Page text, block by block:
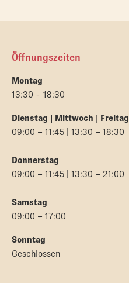
Öffnungszeiten
Montag
13:30 – 18:30
Dienstag | Mittwoch | Freitag
09:00 – 11:45 | 13:30 – 18:30
Donnerstag
09:00 – 11:45 | 13:30 – 21:00
Samstag
09:00 – 17:00
Sonntag
Geschlossen